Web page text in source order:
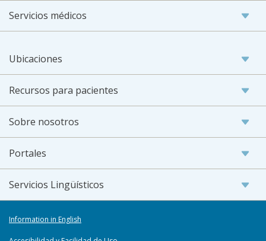
Servicios médicos
Ubicaciones
Recursos para pacientes
Sobre nosotros
Portales
Servicios Lingüísticos
Information in English